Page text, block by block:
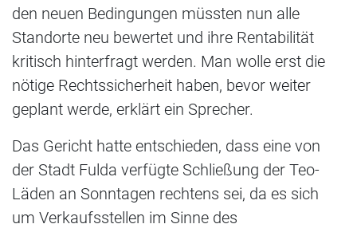
den neuen Bedingungen müssten nun alle
Standorte neu bewertet und ihre Rentabilität
kritisch hinterfragt werden. Man wolle erst die
nötige Rechtssicherheit haben, bevor weiter
geplant werde, erklärt ein Sprecher.
Das Gericht hatte entschieden, dass eine von
der Stadt Fulda verfügte Schließung der Teo-
Läden an Sonntagen rechtens sei, da es sich
um Verkaufsstellen im Sinne des